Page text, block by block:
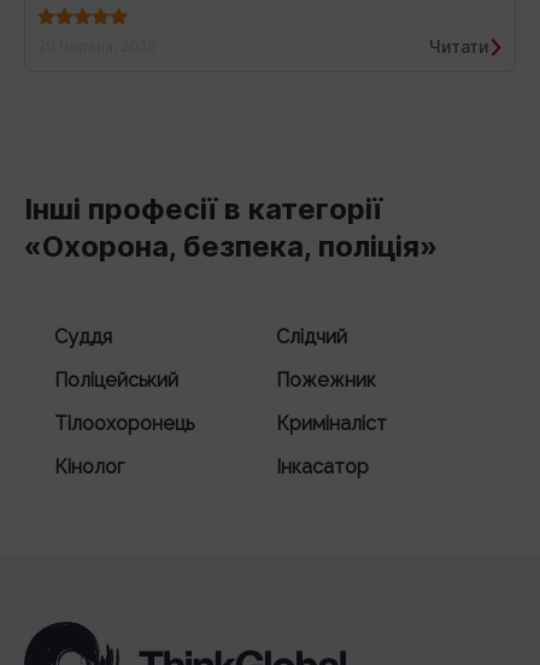
Читати
Інші професії в категорії
«Охорона, безпека, поліція»
Суддя
Слідчий
Поліцейський
Пожежник
Тілоохоронець
Криміналіст
Кінолог
Інкасатор